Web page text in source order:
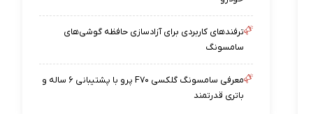
ترفندهای کاربردی برای آزادسازی حافظه گوشی‌های
سامسونگ
معرفی سامسونگ گلکسی F۷۰ پرو با پشتیبانی ۶ ساله و
باتری قدرتمند